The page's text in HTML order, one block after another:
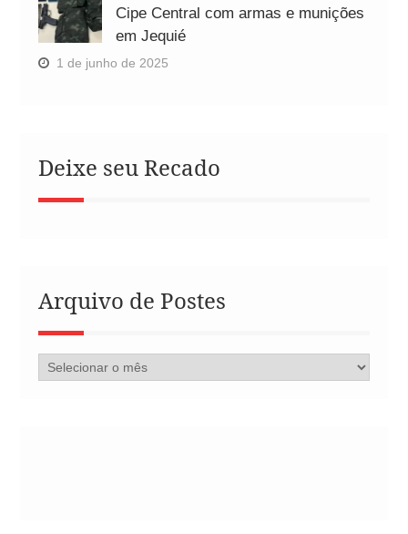
Cipe Central com armas e munições
em Jequié
1 de junho de 2025
Deixe seu Recado
Arquivo de Postes
Arquivo
de